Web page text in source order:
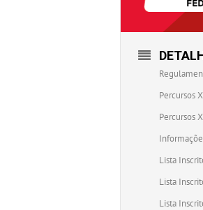
Percursos
Percursos
Lista
Lista
Lista